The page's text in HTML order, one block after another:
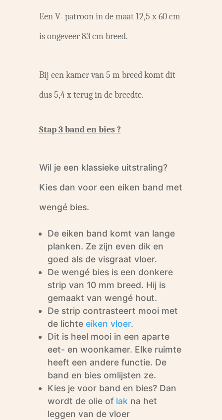
Een V- patroon in de maat 12,5 x 60 cm
is ongeveer 83 cm breed.
Bij een kamer van 5 m breed komt dit
dus 5,4 x terug in de breedte.
Stap 3 band en bies ?
Wil je een klassieke uitstraling?
Kies dan voor een eiken band met
wengé bies.
De eiken band komt van lange
planken. Ze zijn even dik en
goed als de visgraat vloer.
De wengé bies is een donkere
strip van 10 mm breed. Hij is
gemaakt van wengé hout.
De strip contrasteert mooi met
de lichteeiken vloer.
Dit is heel mooi in een aparte
eet- en woonkamer. Elke ruimte
heeft een andere functie. De
band en bies omlijsten ze.
Kies je voor band en bies? Dan
wordt de olie of lak na het
leggen van de vloer